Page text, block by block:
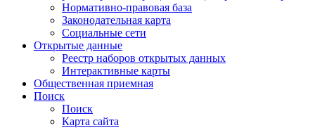
Нормативно-правовая база
Законодательная карта
Социальные сети
Открытые данные
Реестр наборов открытых данных
Интерактивные карты
Общественная приемная
Поиск
Поиск
Карта сайта